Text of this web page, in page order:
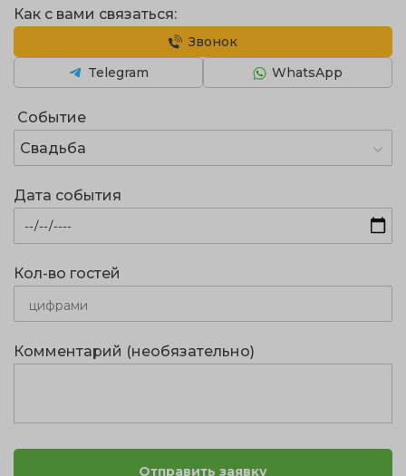
Событие
Свадьба
Дата события
Кол-во гостей
Как с вами связаться:
Звонок
WhatsApp
Telegram
Комментарий (необязательно)